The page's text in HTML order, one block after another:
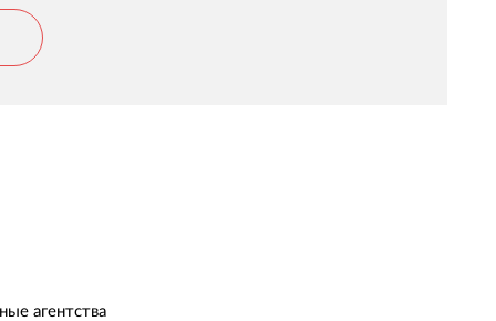
агентства